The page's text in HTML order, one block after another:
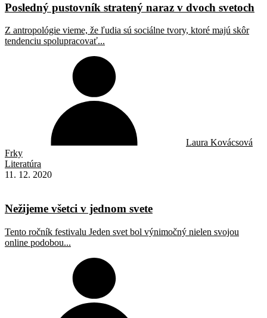
Posledný pustovník stratený naraz v dvoch svetoch
Z antropológie vieme, že ľudia sú sociálne tvory, ktoré majú skôr
tendenciu spolupracovať...
Laura Kovácsová
Frky
Literatúra
11. 12. 2020
Nežijeme všetci v jednom svete
Tento ročník festivalu Jeden svet bol výnimočný nielen svojou
online podobou...